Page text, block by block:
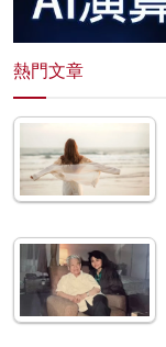
熱門文章